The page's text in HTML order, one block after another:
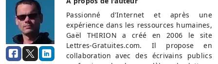
Passionné d'Internet et après une
expérience dans les ressources humaines,
Gaël THIRION a créé en 2006 le site
Lettres-Gratuites.com. Il propose en
collaboration avec des écrivains publics